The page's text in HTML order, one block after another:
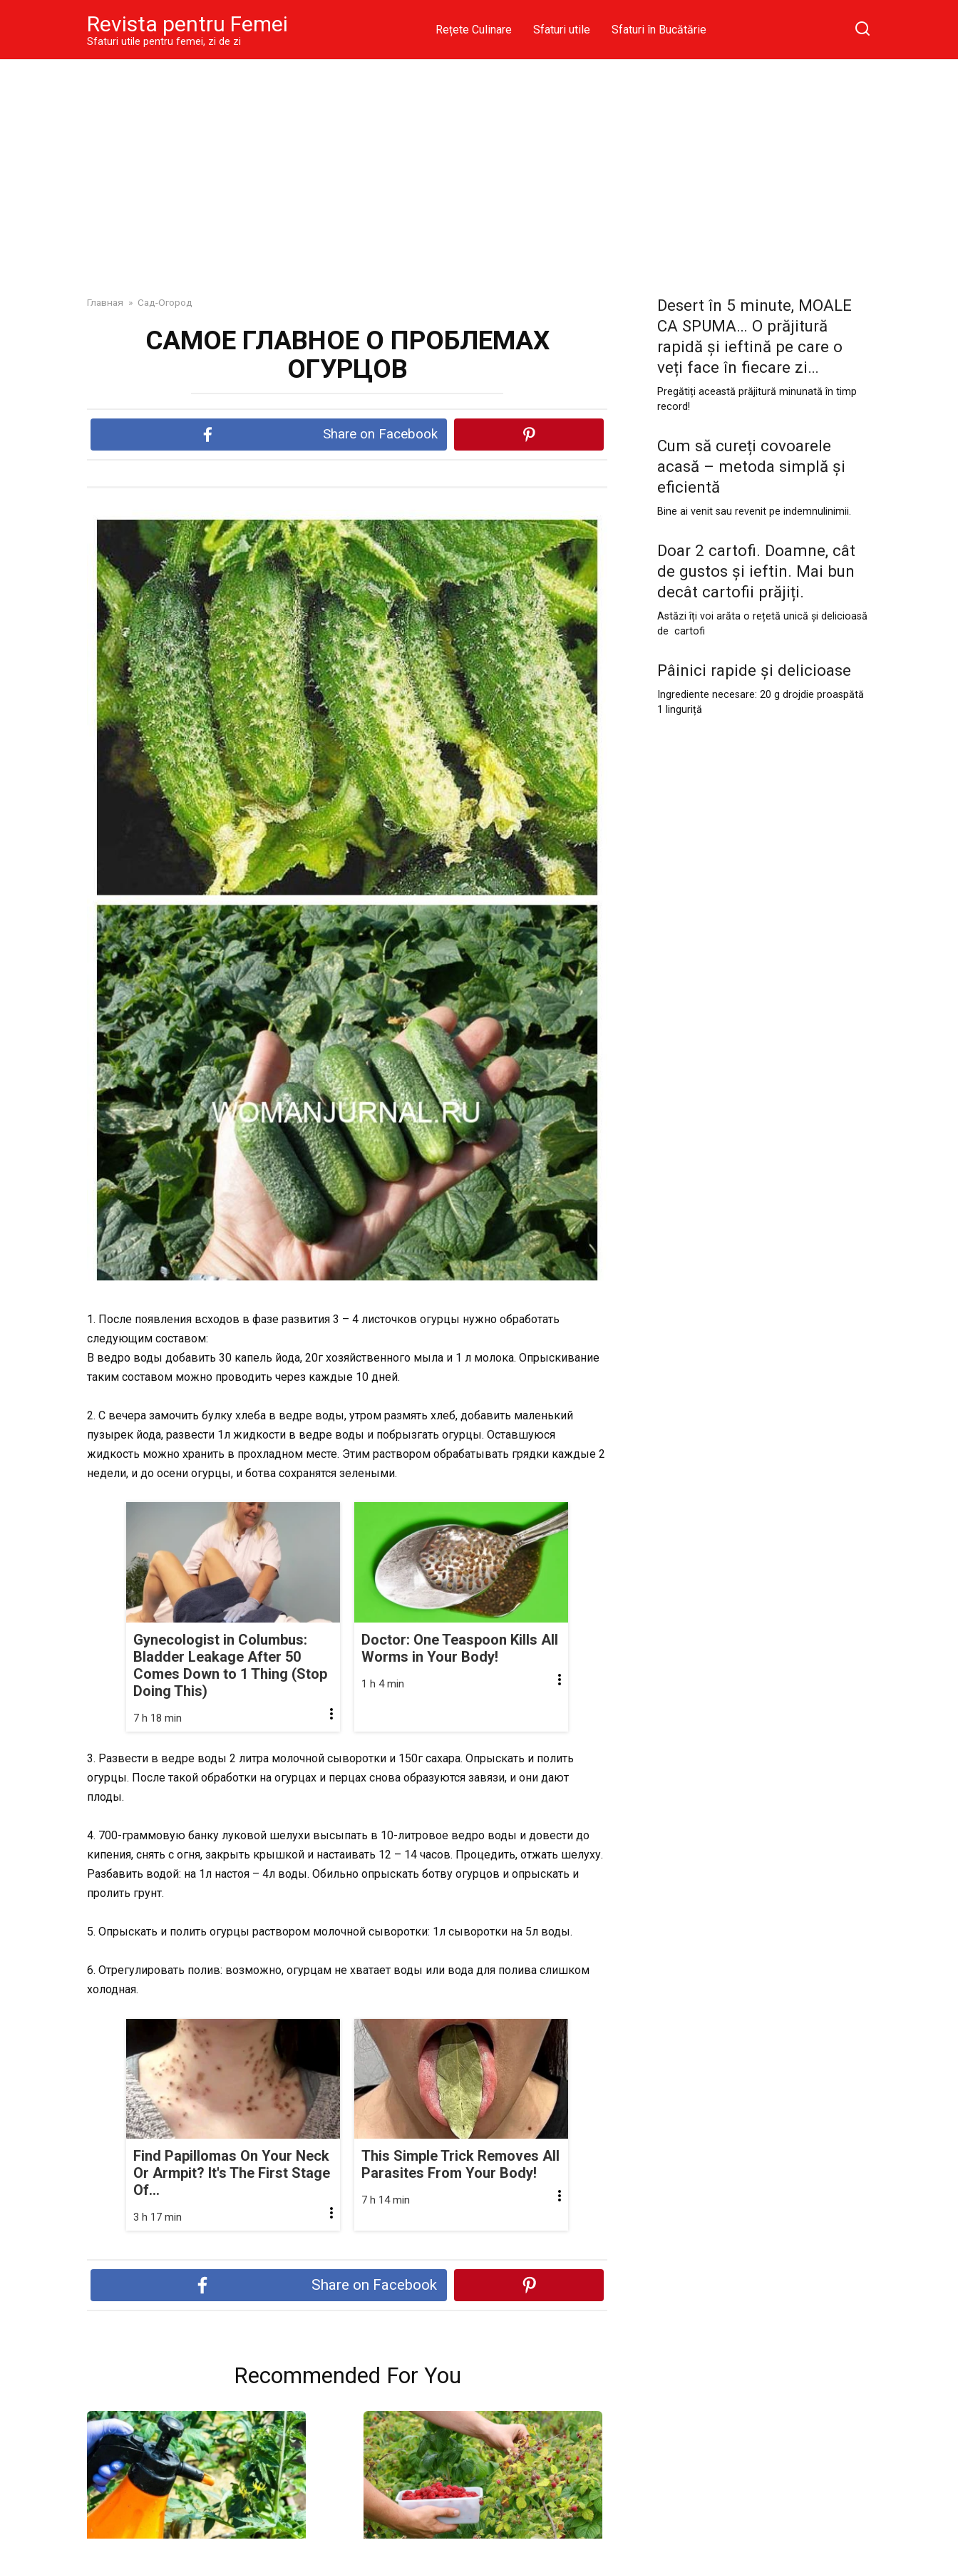
Revista pentru Femei
Sfaturi utile pentru femei, zi de zi
Rețete Culinare Sfaturi utile Sfaturi în Bucătărie
Главная » Сад-Огород
САМОЕ ГЛАВНОЕ О ПРОБЛЕМАХ
ОГУРЦОВ
Share on Facebook
1. После появления всходов в фазе развития 3 – 4 листочков огурцы нужно обработать
следующим составом:
В ведро воды добавить 30 капель йода, 20г хозяйственного мыла и 1 л молока. Опрыскивание
таким составом можно проводить через каждые 10 дней.
2. С вечера замочить булку хлеба в ведре воды, утром размять хлеб, добавить маленький
пузырек йода, развести 1л жидкости в ведре воды и побрызгать огурцы. Оставшуюся
жидкость можно хранить в прохладном месте. Этим раствором обрабатывать грядки каждые 2
недели, и до осени огурцы, и ботва сохранятся зелеными.
Gynecologist in Columbus:
Bladder Leakage After 50
Comes Down to 1 Thing (Stop
Doing This)
7 h 18 min
Doctor: One Teaspoon Kills All
Worms in Your Body!
1 h 4 min
3. Развести в ведре воды 2 литра молочной сыворотки и 150г сахара. Опрыскать и полить
огурцы. После такой обработки на огурцах и перцах снова образуются завязи, и они дают
плоды.
4. 700-граммовую банку луковой шелухи высыпать в 10-литровое ведро воды и довести до
кипения, снять с огня, закрыть крышкой и настаивать 12 – 14 часов. Процедить, отжать шелуху.
Разбавить водой: на 1л настоя – 4л воды. Обильно опрыскать ботву огурцов и опрыскать и
пролить грунт.
5. Опрыскать и полить огурцы раствором молочной сыворотки: 1л сыворотки на 5л воды.
6. Отрегулировать полив: возможно, огурцам не хватает воды или вода для полива слишком
холодная.
Find Papillomas On Your Neck
Or Armpit? It's The First Stage
Of...
3 h 17 min
This Simple Trick Removes All
Parasites From Your Body!
7 h 14 min
Share on Facebook
Recommended For You
Desert în 5 minute, MOALE
CA SPUMA… O prăjitură
rapidă și ieftină pe care o
veți face în fiecare zi…
Pregătiți această prăjitură minunată în timp
record!
Cum să cureți covoarele
acasă – metoda simplă și
eficientă
Bine ai venit sau revenit pe indemnulinimii.
Doar 2 cartofi. Doamne, cât
de gustos și ieftin. Mai bun
decât cartofii prăjiți.
Astăzi îți voi arăta o rețetă unică și delicioasă
de cartofi
Pâinici rapide și delicioase
Ingrediente necesare: 20 g drojdie proaspătă
1 linguriță